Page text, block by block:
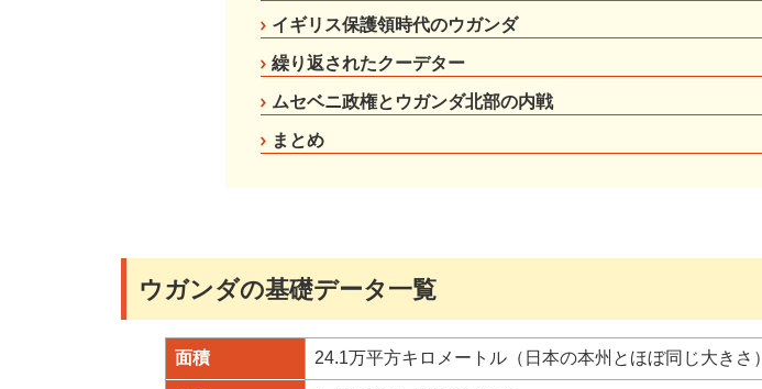
イギリス保護領時代のウガンダ
繰り返されたクーデター
ムセベニ政権とウガンダ北部の内戦
まとめ
ウガンダの基礎データ一覧
面積 24.1万平方キロメートル（日本の本州とほぼ同じ大きさ）